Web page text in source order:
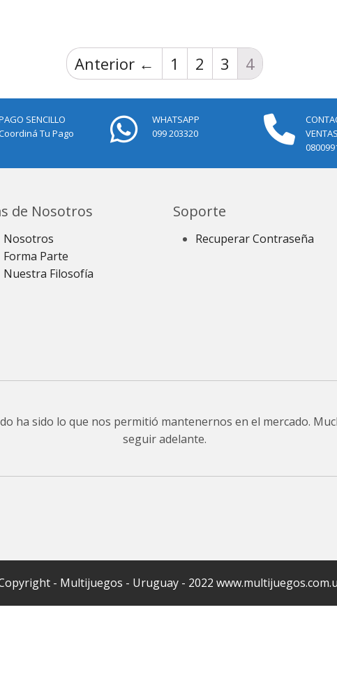
Anterior ← 1 2 3 4
SENCILLO
Tu Pago
WHATSAPP
099 203320
VENTAS
de Nosotros
Nosotros
Forma Parte
Nuestra Filosofía
Soporte
Recuperar Contraseña
ha sido lo que nos permitió mantenernos en el mercado.
seguir adelante.
- Multijuegos - Uruguay - 2022